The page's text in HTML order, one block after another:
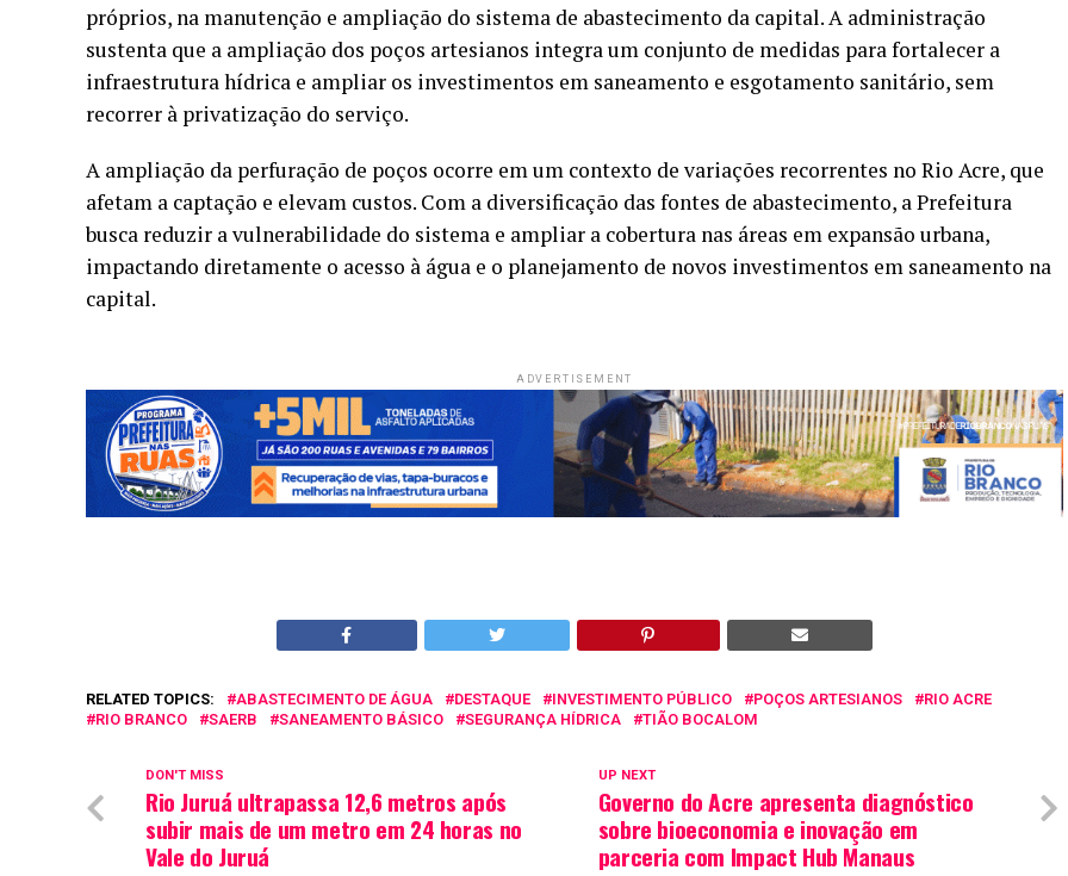
próprios, na manutenção e ampliação do sistema de abastecimento da capital. A administração
sustenta que a ampliação dos poços artesianos integra um conjunto de medidas para fortalecer a
infraestrutura hídrica e ampliar os investimentos em saneamento e esgotamento sanitário, sem
recorrer à privatização do serviço.
A ampliação da perfuração de poços ocorre em um contexto de variações recorrentes no Rio Acre, que
afetam a captação e elevam custos. Com a diversificação das fontes de abastecimento, a Prefeitura
busca reduzir a vulnerabilidade do sistema e ampliar a cobertura nas áreas em expansão urbana,
impactando diretamente o acesso à água e o planejamento de novos investimentos em saneamento na
capital.
ADVERTISEMENT
RELATED TOPICS: ABASTECIMENTO DE ÁGUA DESTAQUE INVESTIMENTO PÚBLICO POÇOS ARTESIANOS
RIO ACRE
RIO BRANCO
SAERB SANEAMENTO BÁSICO SEGURANÇA HÍDRICA TIÃO BOCALOM
UP NEXT
Governo do Acre apresenta diagnóstico
sobre bioeconomia e inovação em
parceria com Impact Hub Manaus
DON'T MISS
Rio Juruá ultrapassa 12,6 metros após
subir mais de um metro em 24 horas no
Vale do Juruá